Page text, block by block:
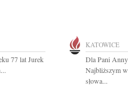
77 lat Jurek
KATOWICE
Dla Pani
Najbliższym
słowa...